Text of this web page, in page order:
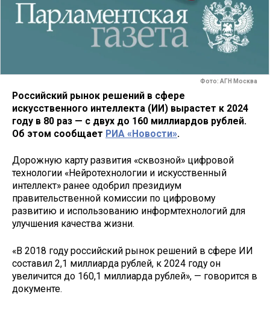
Фото: АГН Москва
Российский рынок решений в сфере
искусственного интеллекта (ИИ) вырастет к 2024
году в 80 раз — с двух до 160 миллиардов рублей.
Об этом сообщает РИА «Новости».
Дорожную карту развития «сквозной» цифровой
технологии «Нейротехнологии и искусственный
интеллект» ранее одобрил президиум
правительственной комиссии по цифровому
развитию и использованию информтехнологий для
улучшения качества жизни.
«В 2018 году российский рынок решений в сфере ИИ
составил 2,1 миллиарда рублей, к 2024 году он
увеличится до 160,1 миллиарда рублей», — говорится в
документе.